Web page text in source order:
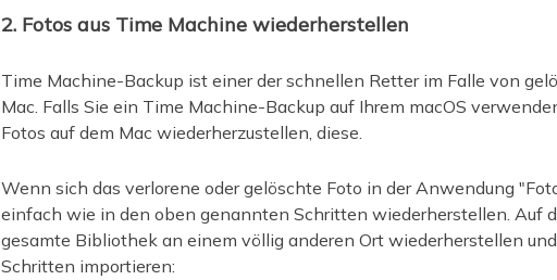
2. Fotos aus Time Machine wiederherstellen
Time Machine-Backup ist einer der schnellen Retter im Falle von
Mac. Falls Sie ein Time Machine-Backup auf Ihrem macOS
Fotos auf dem Mac wiederherzustellen, diese.
Wenn sich das verlorene oder gelöschte Foto in der Anwendung
einfach wie in den oben genannten Schritten wiederherstellen. Auf
gesamte Bibliothek an einem völlig anderen Ort wiederherstellen
Schritten importieren: